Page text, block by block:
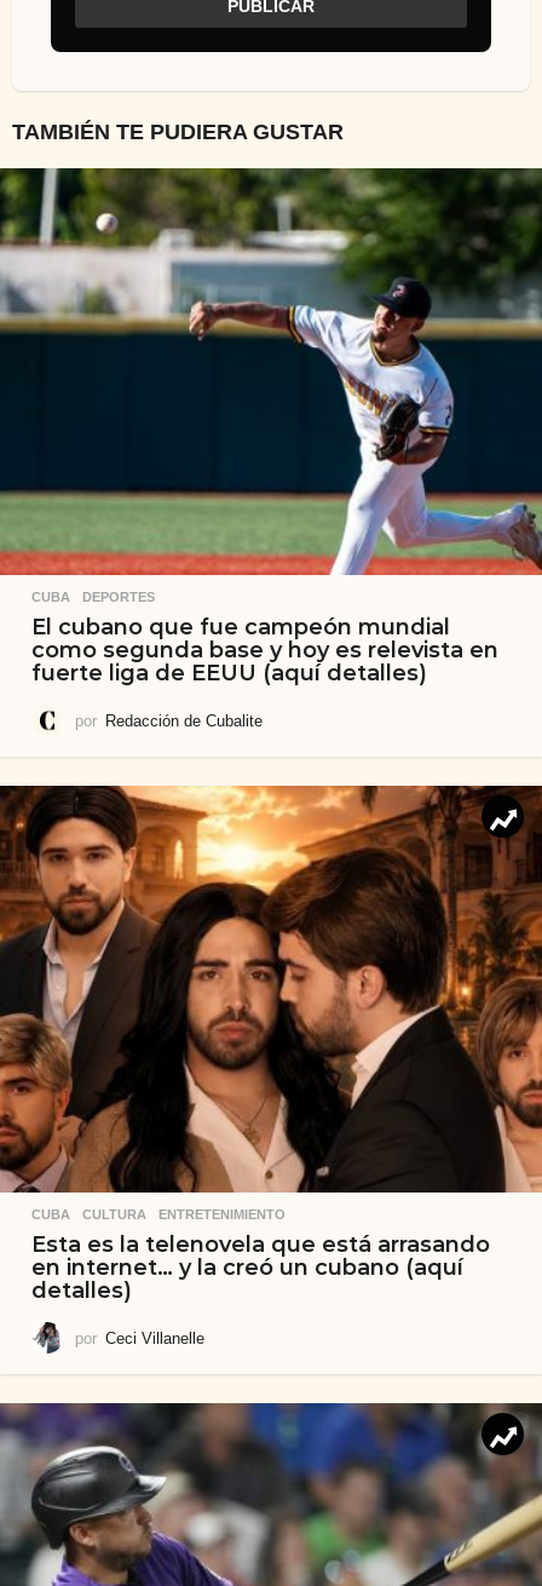
TAMBIÉN TE PUDIERA GUSTAR
CUBA ,DEPORTES
El cubano que fue campeón mundial
como segunda base y hoy es relevista en
fuerte liga de EEUU (aquí detalles)
por Redacción de Cubalite
CUBA ,CULTURA ,ENTRETENIMIENTO
Esta es la telenovela que está arrasando
en internet… y la creó un cubano (aquí
detalles)
por Ceci Villanelle